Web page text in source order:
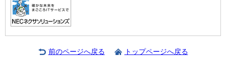
前のページへ戻る トップページへ戻る